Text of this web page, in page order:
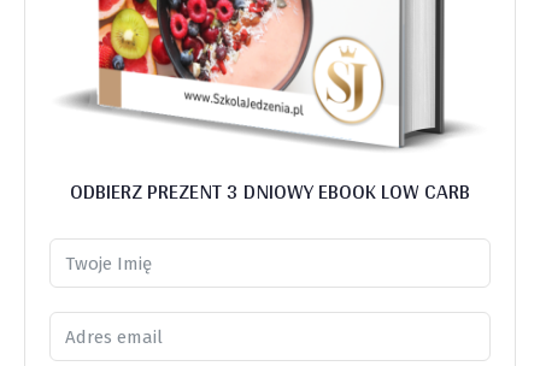
ODBIERZ PREZENT 3 DNIOWY EBOOK LOW CARB